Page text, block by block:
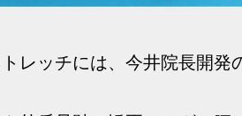
レッチには、今井院長開